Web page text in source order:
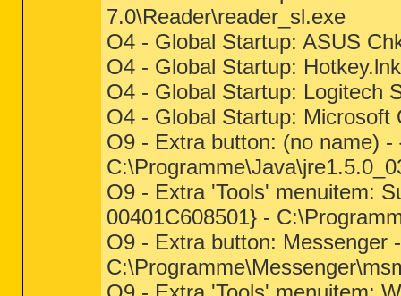
7.0\Reader\reader_sl.exe
O4 - Global Startup: ASUS
O4 - Global Startup:
O4 - Global Startup: Logitech
O4 - Global Startup:
O9 - Extra button: (no name)
O9 - Extra 'Tools' menuitem:
00401C608501} -
O9 - Extra button: Messenger